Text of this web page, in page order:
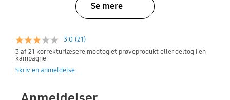
Se mere
3.0 (21)
3 af 21 korrekturlæsere modtog et prøveprodukt eller deltog i en
kampagne
Skriv en anmeldelse